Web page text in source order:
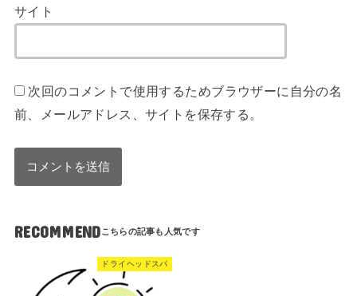
サイト
次回のコメントで使用するためブラウザーに自分の名
前、メールアドレス、サイトを保存する。
RECOMMEND
ドライヘッドスパ